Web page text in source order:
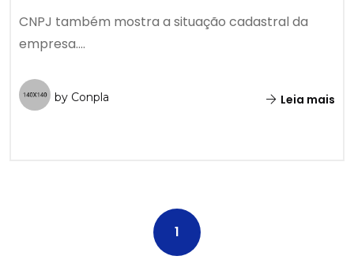
CNPJ também mostra a situação cadastral da
empresa....
by Conpla Leia mais
1